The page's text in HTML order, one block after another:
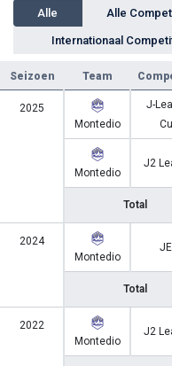
Alle Alle
Internationaal
Seizoen Team
2025
Montedio
J-
Montedio
J2
Total
2024
Montedio
Total
2022
Montedio
J2